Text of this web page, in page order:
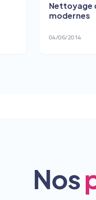
Nettoyage
modernes
04/06/2014
Nos